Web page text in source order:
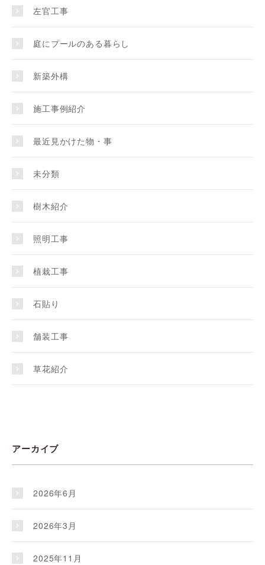
左官工事
庭にプールのある暮らし
新築外構
施工事例紹介
最近見かけた物・事
未分類
樹木紹介
照明工事
植栽工事
石貼り
舗装工事
草花紹介
アーカイブ
2026年6月
2026年3月
2025年11月